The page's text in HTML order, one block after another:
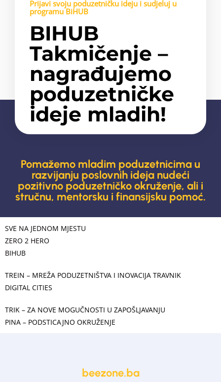
Prijavi svoju poduzetničku ideju i sudjeluj u
programu BiHUB
BIHUB
Takmičenje –
nagrađujemo
poduzetničke
ideje mladih!
Pomažemo mladim poduzetnicima u
razvijanju poslovnih ideja nudeći
pozitivno poduzetničko okruženje, ali i
stručnu, mentorsku i finansijsku pomoć.
SVE NA JEDNOM MJESTU
ZERO 2 HERO
BIHUB
TREIN – MREŽA PODUZETNIŠTVA I INOVACIJA TRAVNIK
DIGITAL CITIES
TRIK – ZA NOVE MOGUČNOSTI U ZAPOŠLJAVANJU
PINA – PODSTICAJNO OKRUŽENJE
beezone.ba